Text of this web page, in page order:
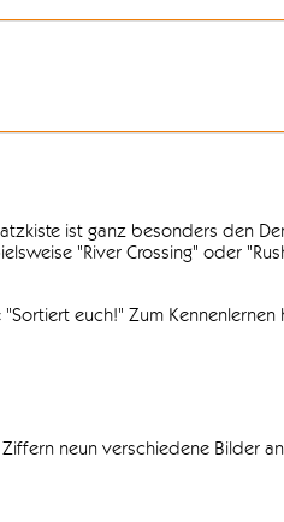
ist ganz besonders den
"River Crossing" oder
euch!" Zum
neun verschiedene Bilder